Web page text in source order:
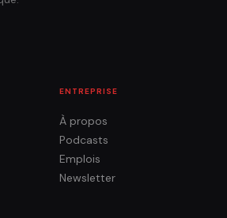
ENTREPRISE
À propos
Podcasts
Emplois
Newsletter